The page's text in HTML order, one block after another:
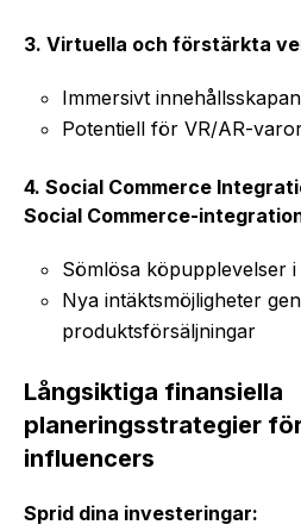
3. Virtuella och förstärkta
Immersivt
Potentiell för VR/AR-
4. Social Commerce
Social Commerce-
Sömlösa köpupplevelser
Nya intäktsmöjligheter
produktsförsäljningar
Långsiktiga finansiella
planeringsstrategier
influencers
Sprid dina investeringar: